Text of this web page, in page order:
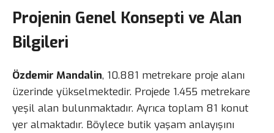
Projenin Genel Konsepti ve Alan
Bilgileri
Özdemir Mandalin, 10.881 metrekare proje alanı
üzerinde yükselmektedir. Projede 1.455 metrekare
yeşil alan bulunmaktadır. Ayrıca toplam 81 konut
yer almaktadır. Böylece butik yaşam anlayışını